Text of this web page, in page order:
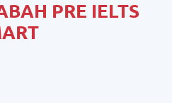
PRE IELTS